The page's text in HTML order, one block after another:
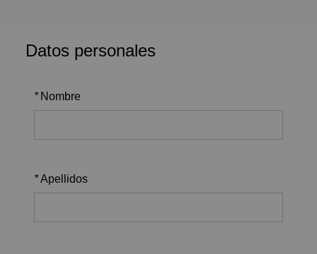
Datos personales
* Nombre
*Apellidos